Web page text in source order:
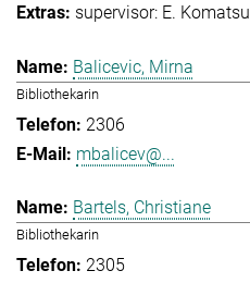
supervisor: E. Komatsu
Balicevic, Mirna
Bibliothekarin
2306
mbalicev@...
Bartels, Christiane
Bibliothekarin
2305